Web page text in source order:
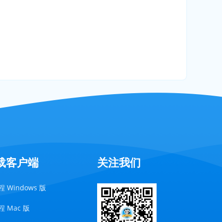
客户端
Windows 版
Mac 版
关注我们